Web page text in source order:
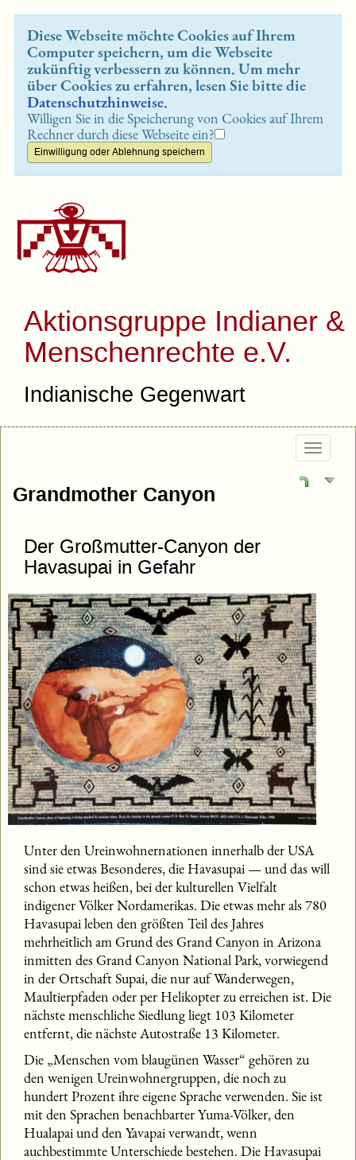
Diese Webseite möchte Cookies auf Ihrem
Computer speichern, um die Webseite
zukünftig verbessern zu können. Um mehr
über Cookies zu erfahren, lesen Sie bitte die
Datenschutzhinweise.
Willigen Sie in die Speicherung von Cookies auf Ihrem
Rechner durch diese Webseite ein?
Aktionsgruppe Indianer &
Menschenrechte e.V.
Indianische Gegenwart
Grandmother Canyon
Der Großmutter-Canyon der
Havasupai in Gefahr
Unter den Ureinwohnernationen innerhalb der USA
sind sie etwas Besonderes, die Havasupai — und das will
schon etwas heißen, bei der kulturellen Vielfalt
indigener Völker Nordamerikas. Die etwas mehr als 780
Havasupai leben den größten Teil des Jahres
mehrheitlich am Grund des Grand Canyon in Arizona
inmitten des Grand Canyon National Park, vorwiegend
in der Ortschaft Supai, die nur auf Wanderwegen,
Maultierpfaden oder per Helikopter zu erreichen ist. Die
nächste menschliche Siedlung liegt 103 Kilometer
entfernt, die nächste Autostraße 13 Kilometer.
Die „Menschen vom blaugünen Wasser“ gehören zu
den wenigen Ureinwohnergruppen, die noch zu
hundert Prozent ihre eigene Sprache verwenden. Sie ist
mit den Sprachen benachbarter Yuma-Völker, den
Hualapai und den Yavapai verwandt, wenn
auchbestimmte Unterschiede bestehen. Die Havasupai